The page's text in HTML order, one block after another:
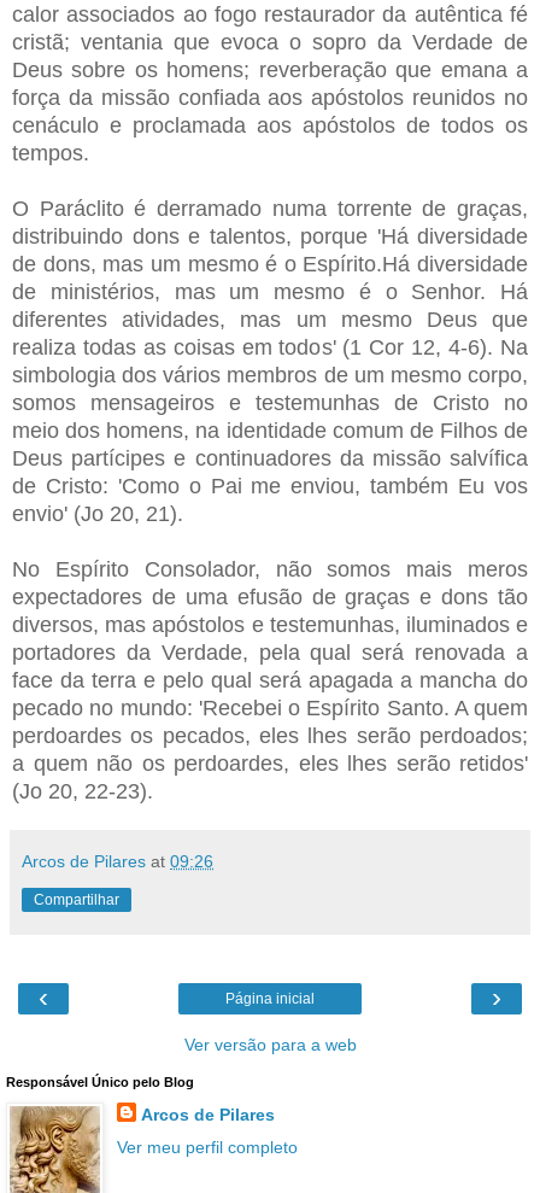
calor associados ao fogo restaurador da autêntica fé
cristã; ventania que evoca o sopro da Verdade de
Deus sobre os homens; reverberação que emana a
força da missão confiada aos apóstolos reunidos no
cenáculo e proclamada aos apóstolos de todos os
tempos.
O Paráclito é derramado numa torrente de graças,
distribuindo dons e talentos, porque 'Há diversidade
de dons, mas um mesmo é o Espírito.Há diversidade
de ministérios, mas um mesmo é o Senhor. Há
diferentes atividades, mas um mesmo Deus que
realiza todas as coisas em todos' (1 Cor 12, 4-6). Na
simbologia dos vários membros de um mesmo corpo,
somos mensageiros e testemunhas de Cristo no
meio dos homens, na identidade comum de Filhos de
Deus partícipes e continuadores da missão salvífica
de Cristo: 'Como o Pai me enviou, também Eu vos
envio' (Jo 20, 21).
No Espírito Consolador, não somos mais meros
expectadores de uma efusão de graças e dons tão
diversos, mas apóstolos e testemunhas, iluminados e
portadores da Verdade, pela qual será renovada a
face da terra e pelo qual será apagada a mancha do
pecado no mundo: 'Recebei o Espírito Santo. A quem
perdoardes os pecados, eles lhes serão perdoados;
a quem não os perdoardes, eles lhes serão retidos'
(Jo 20, 22-23).
Arcos de Pilares at 09:26
Compartilhar
‹ ›
Página inicial
Ver versão para a web
Responsável Único pelo Blog
Arcos de Pilares
Ver meu perfil completo